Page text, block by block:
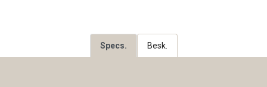
Specs. Besk.